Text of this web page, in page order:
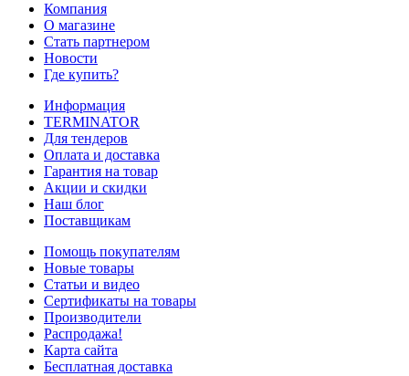
Компания
О магазине
Стать партнером
Новости
Где купить?
Информация
TERMINATOR
Для тендеров
Оплата и доставка
Гарантия на товар
Акции и скидки
Наш блог
Поставщикам
Помощь покупателям
Новые товары
Статьи и видео
Сертификаты на товары
Производители
Распродажа!
Карта сайта
Бесплатная доставка